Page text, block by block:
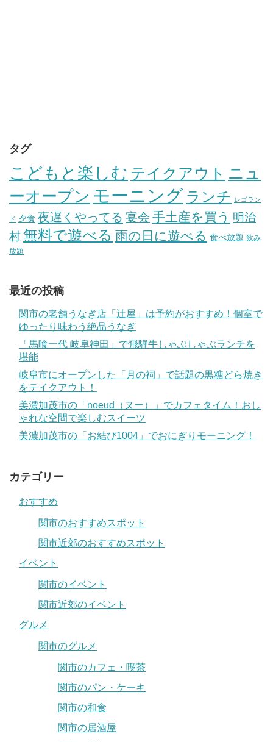
タグ
こどもと楽しむ テイクアウト ニュ
ーオープン モーニング ランチ レゴラン
ド 夕食 夜遅くやってる 宴会 手土産を買う 明治
村無料で遊べる 雨の日に遊べる 食べ放題 飲み
放題
最近の投稿
関市の老舗うなぎ店「辻屋」は予約がおすすめ！個室で
ゆったり味わう絶品うなぎ
「馬喰一代 岐阜神田」で飛騨牛しゃぶしゃぶランチを
堪能
岐阜市にオープンした「月の祠」で話題の黒糖どら焼き
をテイクアウト！
美濃加茂市の「noeud（ヌー）」でカフェタイム！おし
ゃれな空間で楽しむスイーツ
美濃加茂市の「お結び1004」でおにぎりモーニング！
カテゴリー
おすすめ
関市のおすすめスポット
関市近郊のおすすめスポット
イベント
関市のイベント
関市近郊のイベント
グルメ
関市のグルメ
関市のカフェ・喫茶
関市のパン・ケーキ
関市の和食
関市の居酒屋